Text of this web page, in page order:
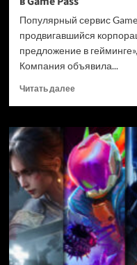
Популярный сервис
продвигавшийся
предложение в
Компания объявила...
Читать далееПрочитать
Ultimate
за
$30,
ПК-
игры
и
Xbox
Cloud
Gaming
для
всех: